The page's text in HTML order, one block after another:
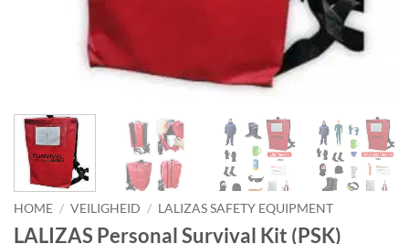
HOME / VEILIGHEID / LALIZAS SAFETY EQUIPMENT
LALIZAS Personal Survival Kit (PSK)